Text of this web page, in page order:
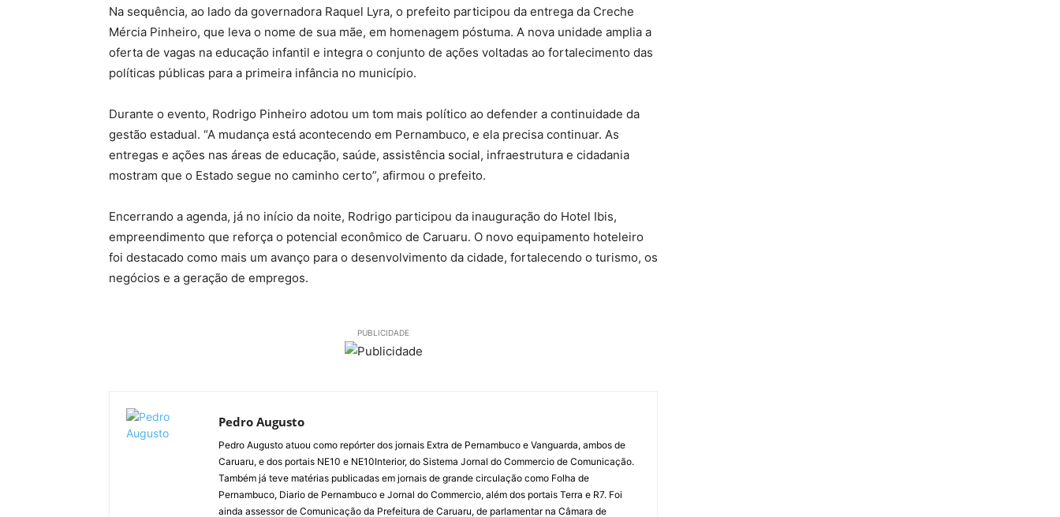
Na sequência, ao lado da governadora Raquel Lyra, o prefeito participou da entrega da Creche
Mércia Pinheiro, que leva o nome de sua mãe, em homenagem póstuma. A nova unidade amplia a
oferta de vagas na educação infantil e integra o conjunto de ações voltadas ao fortalecimento das
políticas públicas para a primeira infância no município.
Durante o evento, Rodrigo Pinheiro adotou um tom mais político ao defender a continuidade da
gestão estadual. “A mudança está acontecendo em Pernambuco, e ela precisa continuar. As
entregas e ações nas áreas de educação, saúde, assistência social, infraestrutura e cidadania
mostram que o Estado segue no caminho certo”, afirmou o prefeito.
Encerrando a agenda, já no início da noite, Rodrigo participou da inauguração do Hotel Ibis,
empreendimento que reforça o potencial econômico de Caruaru. O novo equipamento hoteleiro
foi destacado como mais um avanço para o desenvolvimento da cidade, fortalecendo o turismo, os
negócios e a geração de empregos.
PUBLICIDADE
Pedro Augusto
Pedro Augusto atuou como repórter dos jornais Extra de Pernambuco e Vanguarda, ambos de
Caruaru, e dos portais NE10 e NE10Interior, do Sistema Jornal do Commercio de Comunicação.
Também já teve matérias publicadas em jornais de grande circulação como Folha de
Pernambuco, Diario de Pernambuco e Jornal do Commercio, além dos portais Terra e R7. Foi
ainda assessor de Comunicação da Prefeitura de Caruaru, de parlamentar na Câmara de